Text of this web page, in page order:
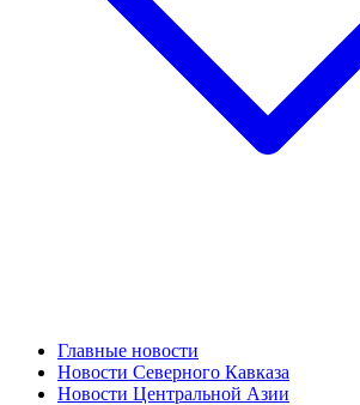
Главные новости
Новости Северного Кавказа
Новости Центральной Азии